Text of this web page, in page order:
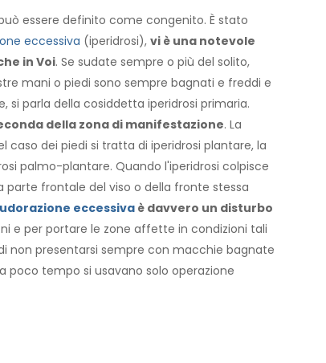
essere definito come congenito. È stato
eccessiva (iperidrosi), vi è una notevole
in Voi. Se sudate sempre o più del solito,
mani o piedi sono sempre bagnati e freddi e
si parla della cosiddetta iperidrosi primaria.
della zona di manifestazione. La
caso dei piedi si tratta di iperidrosi plantare, la
palmo-plantare. Quando l'iperidrosi colpisce
parte frontale del viso o della fronte stessa
eccessivaè davvero un disturbo
e per portare le zone affette in condizioni tali
non presentarsi sempre con macchie bagnate
poco tempo si usavano solo operazione